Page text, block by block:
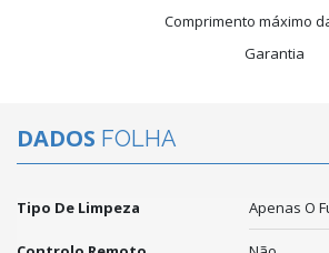
Comprimento máximo
Garantia
DADOS FOLHA
Tipo De Limpeza Apenas O